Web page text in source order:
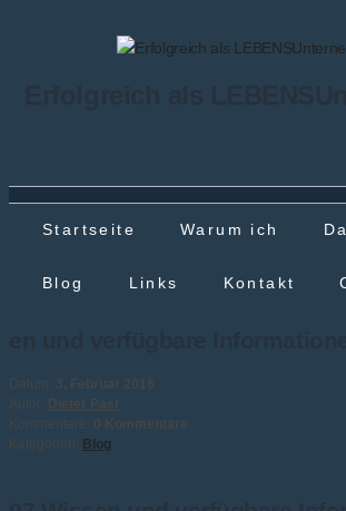
Startseite Warum ich
Blog Links Kontakt
Datum: 3. Februar 2016
Autor: Dieter Past
Kommentare: 0 Kommentare
Kategorien: Blog